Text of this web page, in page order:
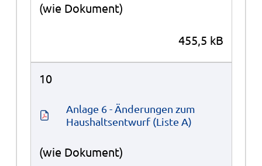
(wie Dokument)
455,5 kB
10
Anlage 6 - Änderungen zum
Haushaltsentwurf (Liste A)
(wie Dokument)